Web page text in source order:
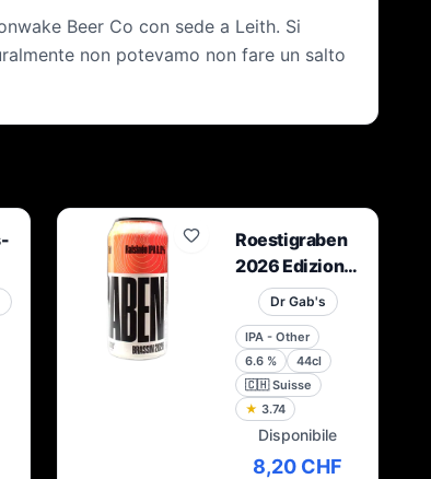
Beer Co con sede a Leith. Si
non potevamo non fare un salto
Roestigraben
2026 Edizione
Guglielmo Tell
Dr Gab's
IPA - Other
6.6 %
44cl
🇨🇭 Suisse
★ 3.74
Disponibile
8,20 CHF